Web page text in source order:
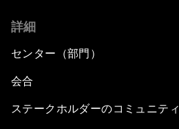
詳細
センター（部門）
会合
ステークホルダーのコミュニティ